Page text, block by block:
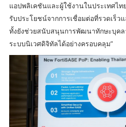
แอปพลิเคชันและผู้ใช้งานในประเทศไ
รับประโยชน์จากการเชื่อมต่อที่รวดเร็
ทั้งยังช่วยสนับสนุนการพัฒนาทักษะบุคล
ระบบนิเวศดิจิทัลได้อย่างครอบคลุม”